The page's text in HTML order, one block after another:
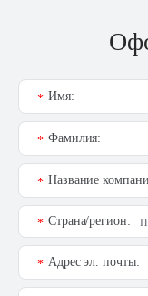
Имя:
*
Фамилия:
*
Название
*
Страна/регион:
*
Адрес эл. почты:
*